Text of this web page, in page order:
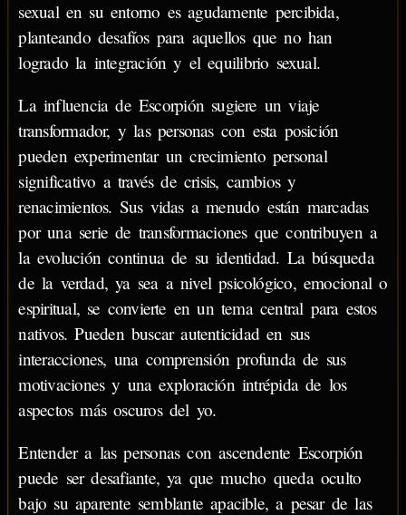
sexual en su entorno es agudamente percibida,
planteando desafíos para aquellos que no han
logrado la integración y el equilibrio sexual.
La influencia de Escorpión sugiere un viaje
transformador, y las personas con esta posición
pueden experimentar un crecimiento personal
significativo a través de crisis, cambios y
renacimientos. Sus vidas a menudo están marcadas
por una serie de transformaciones que contribuyen a
la evolución continua de su identidad. La búsqueda
de la verdad, ya sea a nivel psicológico, emocional o
espiritual, se convierte en un tema central para estos
nativos. Pueden buscar autenticidad en sus
interacciones, una comprensión profunda de sus
motivaciones y una exploración intrépida de los
aspectos más oscuros del yo.
Entender a las personas con ascendente Escorpión
puede ser desafiante, ya que mucho queda oculto
bajo su aparente semblante apacible, a pesar de las